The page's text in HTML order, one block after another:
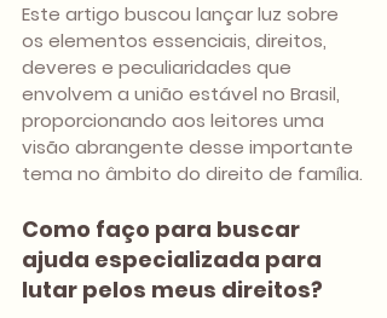
Este artigo buscou lançar luz sobre
os elementos essenciais, direitos,
deveres e peculiaridades que
envolvem a união estável no Brasil,
proporcionando aos leitores uma
visão abrangente desse importante
tema no âmbito do direito de família.
Como faço para buscar
ajuda especializada para
lutar pelos meus direitos?